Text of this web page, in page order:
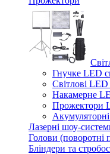
Гнучке LED
Світлові
Накамерне
Прожектори
Акумуляторні
Лазерні шоу-
Голови (поворотні
Бліндери та